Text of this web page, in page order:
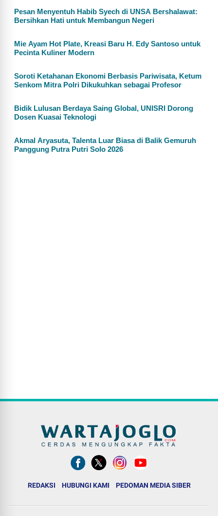
Pesan Menyentuh Habib Syech di UNSA Bershalawat:
Bersihkan Hati untuk Membangun Negeri
Mie Ayam Hot Plate, Kreasi Baru H. Edy Santoso untuk
Pecinta Kuliner Modern
Soroti Ketahanan Ekonomi Berbasis Pariwisata, Ketum
Senkom Mitra Polri Dikukuhkan sebagai Profesor
Bidik Lulusan Berdaya Saing Global, UNISRI Dorong
Dosen Kuasai Teknologi
Akmal Aryasuta, Talenta Luar Biasa di Balik Gemuruh
Panggung Putra Putri Solo 2026
REDAKSI HUBUNGI KAMI PEDOMAN MEDIA SIBER